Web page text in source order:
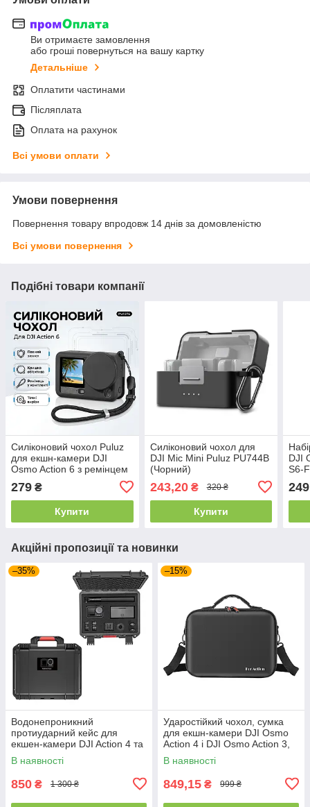
Ви отримаєте замовлення
або гроші повернуться на вашу картку
Детальніше
Оплатити частинами
Післяплата
Оплата на рахунок
Всі умови оплати
Умови повернення
Повернення товару впродовж 14 днів за домовленістю
Всі умови повернення
Подібні товари компанії
Силіконовий чохол Puluz
для екшн-камери DJI
Osmo Action 6 з ремінцем
(Чорний)
279 ₴
Купити
Силіконовий чохол для
DJI Mic Mini Puluz PU744B
(Чорний)
243,20₴ 320 ₴
Купити
DJI
S6-
249
Акційні пропозиції та новинки
–35%
Водонепроникний
протиударний кейс для
екшен-камери DJI Action 4 та
аксесуарів STARTRC
29,2*24*11,5 см
В наявності
850 ₴ 1 300 ₴
–15%
Ударостійкий чохол, сумка
для екшн-камери DJI Osmo
Action 4 і DJI Osmo Action 3,
чорна
В наявності
849,15 ₴ 999 ₴